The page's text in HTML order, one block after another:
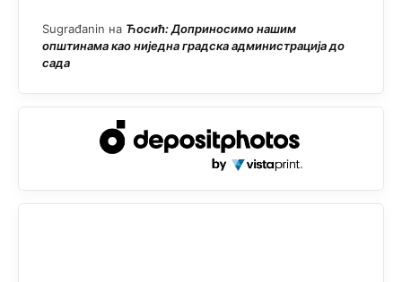
Sugrađanin на Ћосић: Доприносимо нашим
општинама као ниједна градска администрација до
сада